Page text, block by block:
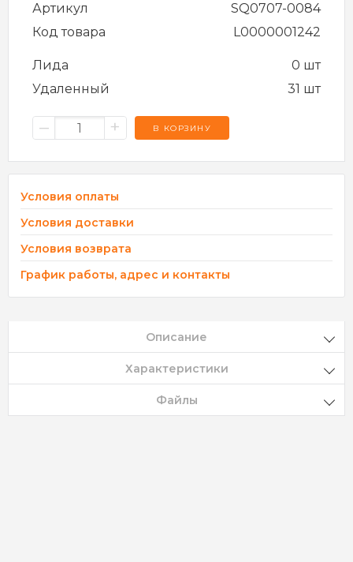
Артикул
SQ0707-0084
Код товара
L0000001242
Лида
0 шт
Удаленный
31 шт
– + В КОРЗИНУ
Условия оплаты
Условия доставки
Условия возврата
График работы, адрес и контакты
Описание
Характеристики
Файлы